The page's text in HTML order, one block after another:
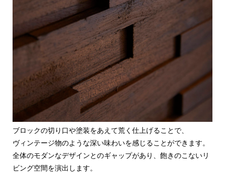
ブロックの切り口や塗装をあえて荒く仕上げることで、
ヴィンテージ物のような深い味わいを感じることができます。
全体のモダンなデザインとのギャップがあり、飽きのこないリ
ビング空間を演出します。